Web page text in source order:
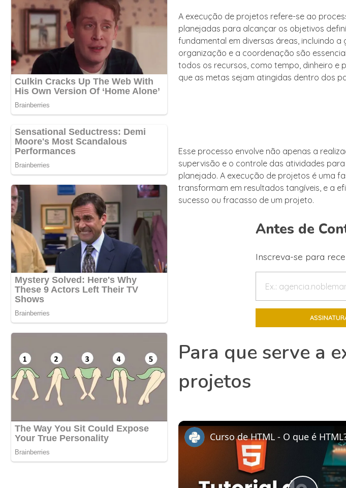
A execução de projetos refere-se ao
planejadas para alcançar os objetivos
fundamental em diversas áreas, incluindo
organização e a coordenação são
todos os recursos, como tempo, dinheiro e
que as metas sejam atingidas dentro dos
Esse processo envolve não apenas a
supervisão e o controle das atividades
planejado. A execução de projetos é uma
transformam em resultados tangíveis, e a
sucesso ou fracasso de um projeto.
Antes de
Inscreva-se para
Para que serve a
projetos